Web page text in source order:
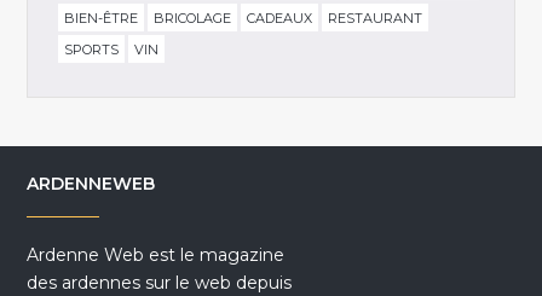
BIEN-ÊTRE
BRICOLAGE CADEAUX
RESTAURANT
SPORTS
VIN
ARDENNEWEB
Ardenne Web est le magazine
des ardennes sur le web depuis